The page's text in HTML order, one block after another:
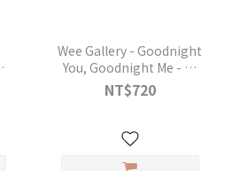
Wee Gallery - Goodnight
You, Goodnight Me - 寶
寶第一本布書
NT$720